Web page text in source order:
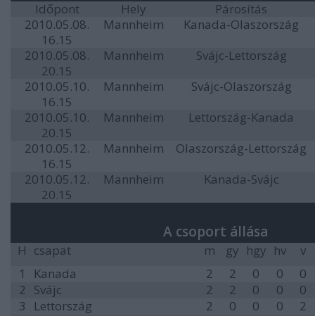
Időpont Hely
Párosítás
2010.05.08.
16.15
Mannheim
Kanada-Olaszország
2010.05.08.
20.15
Mannheim
Svájc-Lettország
2010.05.10.
16.15
Mannheim
Svájc-Olaszország
2010.05.10.
20.15
Mannheim
Lettország-Kanada
2010.05.12.
16.15
Mannheim
Olaszország-Lettország
2010.05.12.
20.15
Mannheim Kanada-Svájc
A csoport állása
H csapat m gy hgy hv
v
1
Kanada 2 2 0 0
0
2 Svájc 2 2 0 0
0
3
Lettország 2 0 0 0
2